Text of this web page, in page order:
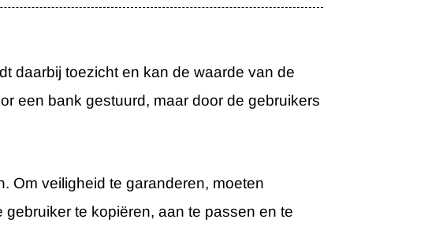
daarbij toezicht en kan de waarde van de
een bank gestuurd, maar door de gebruikers
Om veiligheid te garanderen, moeten
te kopiëren, aan te passen en te